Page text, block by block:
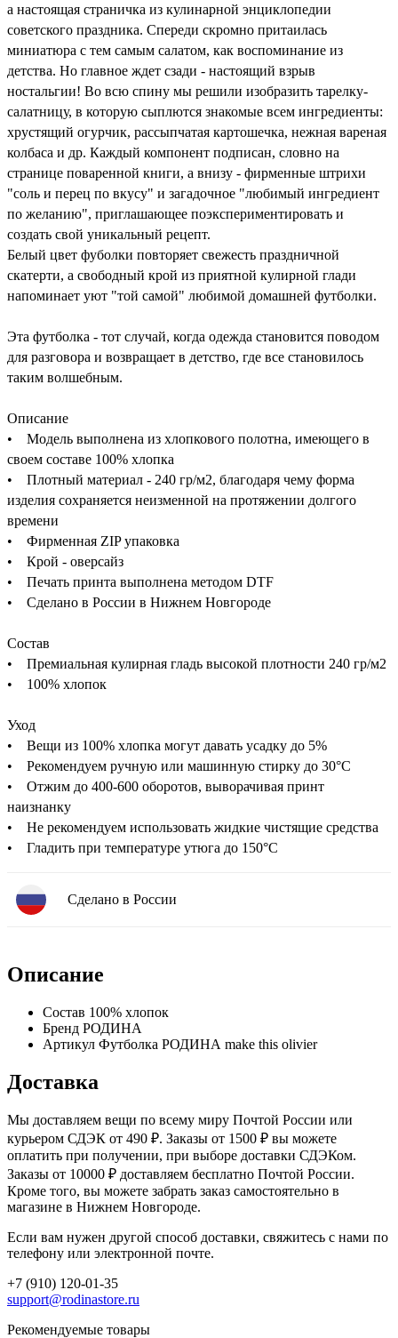
а настоящая страничка из кулинарной энциклопедии
советского праздника. Спереди скромно притаилась
миниатюра с тем самым салатом, как воспоминание из
детства. Но главное ждет сзади - настоящий взрыв
ностальгии! Во всю спину мы решили изобразить тарелку-
салатницу, в которую сыплются знакомые всем ингредиенты:
хрустящий огурчик, рассыпчатая картошечка, нежная вареная
колбаса и др. Каждый компонент подписан, словно на
странице поваренной книги, а внизу - фирменные штрихи
"соль и перец по вкусу" и загадочное "любимый ингредиент
по желанию", приглашающее поэкспериментировать и
создать свой уникальный рецепт.
Белый цвет фуболки повторяет свежесть праздничной
скатерти, а свободный крой из приятной кулирной глади
напоминает уют "той самой" любимой домашней футболки.
Эта футболка - тот случай, когда одежда становится поводом
для разговора и возвращает в детство, где все становилось
таким волшебным.
Описание
• Модель выполнена из хлопкового полотна, имеющего в
своем составе 100% хлопка
• Плотный материал - 240 гр/м2, благодаря чему форма
изделия сохраняется неизменной на протяжении долгого
времени
• Фирменная ZIP упаковка
• Крой - оверсайз
• Печать принта выполнена методом DTF
• Сделано в России в Нижнем Новгороде
Состав
• Премиальная кулирная гладь высокой плотности 240 гр/м2
• 100% хлопок
Уход
• Вещи из 100% хлопка могут давать усадку до 5%
• Рекомендуем ручную или машинную стирку до 30°C
• Отжим до 400-600 оборотов, выворачивая принт
наизнанку
• Не рекомендуем использовать жидкие чистящие средства
• Гладить при температуре утюга до 150°C
Сделано в России
Описание
Состав 100% хлопок
Бренд РОДИНА
Артикул Футболка РОДИНА make this olivier
Доставка
Мы доставляем вещи по всему миру Почтой России или
курьером СДЭК от 490 ₽. Заказы от 1500 ₽ вы можете
оплатить при получении, при выборе доставки СДЭКом.
Заказы от 10000 ₽ доставляем бесплатно Почтой России.
Кроме того, вы можете забрать заказ самостоятельно в
магазине в Нижнем Новгороде.
Если вам нужен другой способ доставки, свяжитесь с нами по
телефону или электронной почте.
+7 (910) 120-01-35
support@rodinastore.ru
Рекомендуемые товары